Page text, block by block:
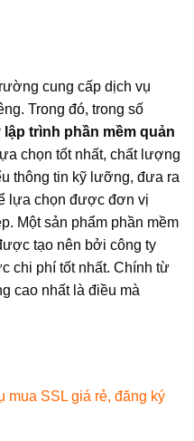
cung cấp dịch vụ
Trong đó, trong số
trình phần mềm quản
chọn tốt nhất, chất lượng
thông tin kỹ lưỡng, đưa ra
lựa chọn được đơn vị
Một sản phẩm phần mềm
tạo nên bởi công ty
chi phí tốt nhất. Chính từ
cao nhất là điều mà
mua SSL giá rẻ, đăng ký